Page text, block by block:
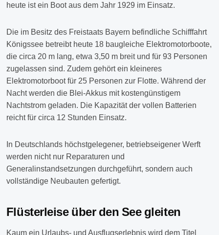
heute ist ein Boot aus dem Jahr 1929 im Einsatz.
Die im Besitz des Freistaats Bayern befindliche Schifffahrt
Königssee betreibt heute 18 baugleiche Elektromotorboote,
die circa 20 m lang, etwa 3,50 m breit und für 93 Personen
zugelassen sind. Zudem gehört ein kleineres
Elektromotorboot für 25 Personen zur Flotte. Während der
Nacht werden die Blei-Akkus mit kostengünstigem
Nachtstrom geladen. Die Kapazität der vollen Batterien
reicht für circa 12 Stunden Einsatz.
In Deutschlands höchstgelegener, betriebseigener Werft
werden nicht nur Reparaturen und
Generalinstandsetzungen durchgeführt, sondern auch
vollständige Neubauten gefertigt.
Flüsterleise über den See gleiten
Kaum ein Urlaubs- und Ausflugserlebnis wird dem Titel